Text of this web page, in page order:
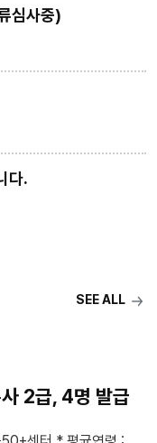
심사중)
다.
SEE ALL
2급, 4명 발급